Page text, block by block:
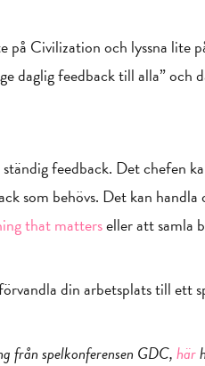
på Civilization och lyssna lite
daglig feedback till alla”
feedback. Det chefen
som behövs. Det kan
that matterseller att samla
din arbetsplats till ett
från spelkonferensen GDC,här